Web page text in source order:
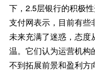
下，2.5层银行的积极
支付网表示，目前有些
未来充满了迷惑，态度
温。它们认为运营机构
不到拓展前景和盈利方